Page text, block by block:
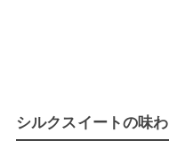
シルクスイートの味